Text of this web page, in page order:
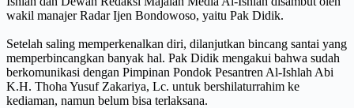
wakil manajer Radar Ijen Bondowoso, yaitu Pak Didik.
Setelah saling memperkenalkan diri, dilanjutkan bincang santai yang
memperbincangkan banyak hal. Pak Didik mengakui bahwa sudah
berkomunikasi dengan Pimpinan Pondok Pesantren Al-Ishlah Abi
K.H. Thoha Yusuf Zakariya, Lc. untuk bershilaturrahim ke
kediaman, namun belum bisa terlaksana.